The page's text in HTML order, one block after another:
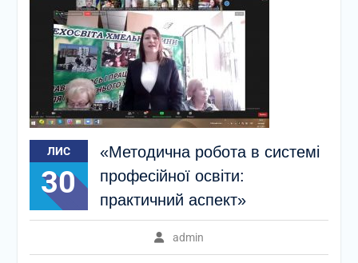
ЛИС
30
«Методична робота в системі
професійної освіти:
практичний аспект»
admin